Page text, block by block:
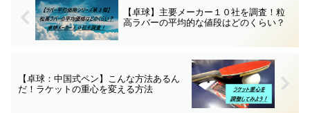
【卓球】主要メーカー１０社を調査！粒
高ラバーの平均的な値段はどのくらい？
【卓球：中国式ペン】こんな方法あるん
だ！ラケットの重心を変える方法